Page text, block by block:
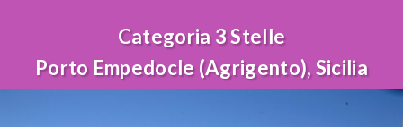
Categoria 3 Stelle
Porto Empedocle (Agrigento), Sicilia